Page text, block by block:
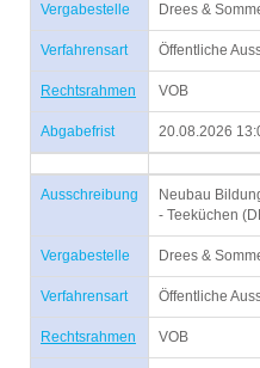
Vergabestelle Drees &
Verfahrensart Öffentliche
Rechtsrahmen VOB
Abgabefrist 20.08.2026
Ausschreibung
Neubau
- Teeküchen
Vergabestelle Drees &
Verfahrensart Öffentliche
Rechtsrahmen VOB